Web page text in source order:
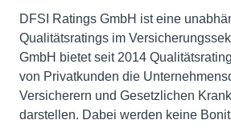
DFSI Ratings GmbH ist eine
Qualitätsratings im
GmbH bietet seit 2014
von Privatkunden die
Versicherern und Gesetzlichen
darstellen. Dabei werden keine